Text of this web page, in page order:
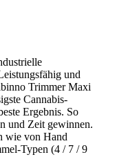
und
Trimmer Maxi
Cannabis-
Ergebnis. So
und Zeit gewinnen.
wie von Hand
Typen (4 / 7 / 9